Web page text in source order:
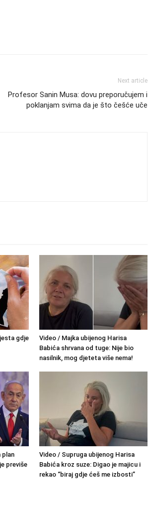
Next article
Profesor Sanin Musa: dovu preporučujem i
poklanjam svima da je što češće uče
gdje
Video / Majka ubijenog Harisa
Babića shrvana od tuge: Nije bio
nasilnik, mog djeteta više nema!
plan
previše
Video / Supruga ubijenog Harisa
Babića kroz suze: Digao je majicu i
rekao “biraj gdje ćeš me izbosti”